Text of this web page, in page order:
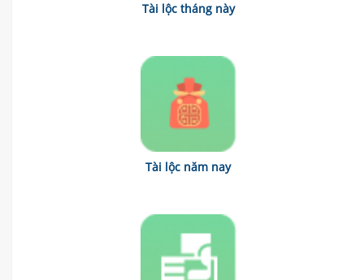
Tài lộc tháng này
Tài lộc năm nay